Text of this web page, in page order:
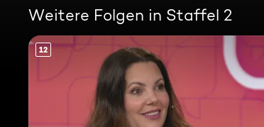
Weitere Folgen in Staffel 2
12